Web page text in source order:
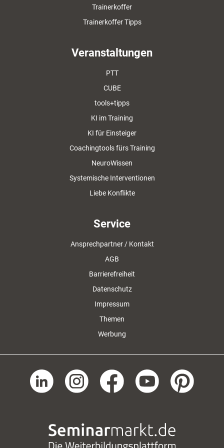
Trainerkoffer
Trainerkoffer Tipps
Veranstaltungen
PTT
CUBE
tools+tipps
KI im Training
KI für Einsteiger
Coachingtools fürs Training
NeuroWissen
Systemische Interventionen
Liebe Konflikte
Service
Ansprechpartner / Kontakt
AGB
Barrierefreiheit
Datenschutz
Impressum
Themen
Werbung